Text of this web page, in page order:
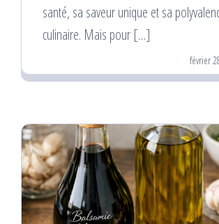
santé, sa saveur unique et sa
culinaire. Mais pour […]
février